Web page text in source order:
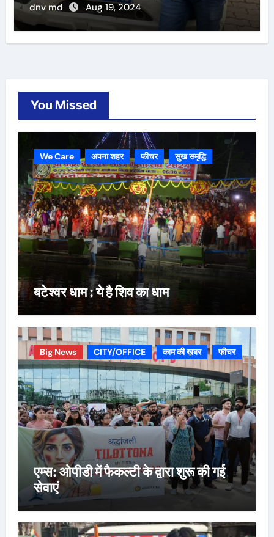
dnv md Aug 19, 2024
You Missed
We Care अपना शहर फीचर सुख समृद्धि
बटेश्वर धाम : ये है शिव का धाम
Big News CITY/OFFICE काम की ख़बर फीचर
एम्स: ओपीडी में फैकल्टी के द्वारा शुरू की गई
सेवाएं